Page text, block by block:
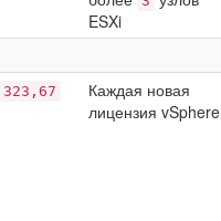
ESXi
323,67
Каждая новая
лицензия vSphere